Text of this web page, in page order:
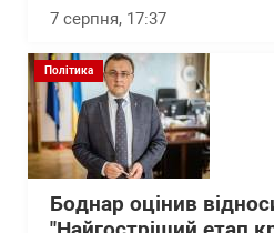
7 серпня, 17:37
Політика
Боднар оцінив